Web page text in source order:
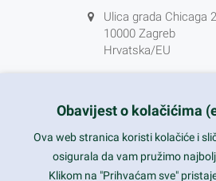
Ulica grada Chicaga
10000 Zagreb
Hrvatska/EU
info@nikal.hr
HR-AB-01-080761107
ponedjeljak-petak
Obavijest o kolačićima
Ova web stranica koristi kolačiće i
osigurala da vam pružimo
Klikom na "Prihvaćam sve"